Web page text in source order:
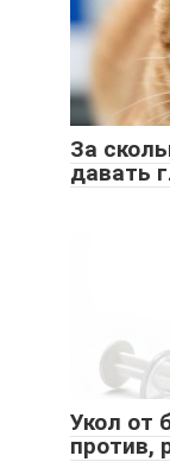
За
давать
Укол от
против,